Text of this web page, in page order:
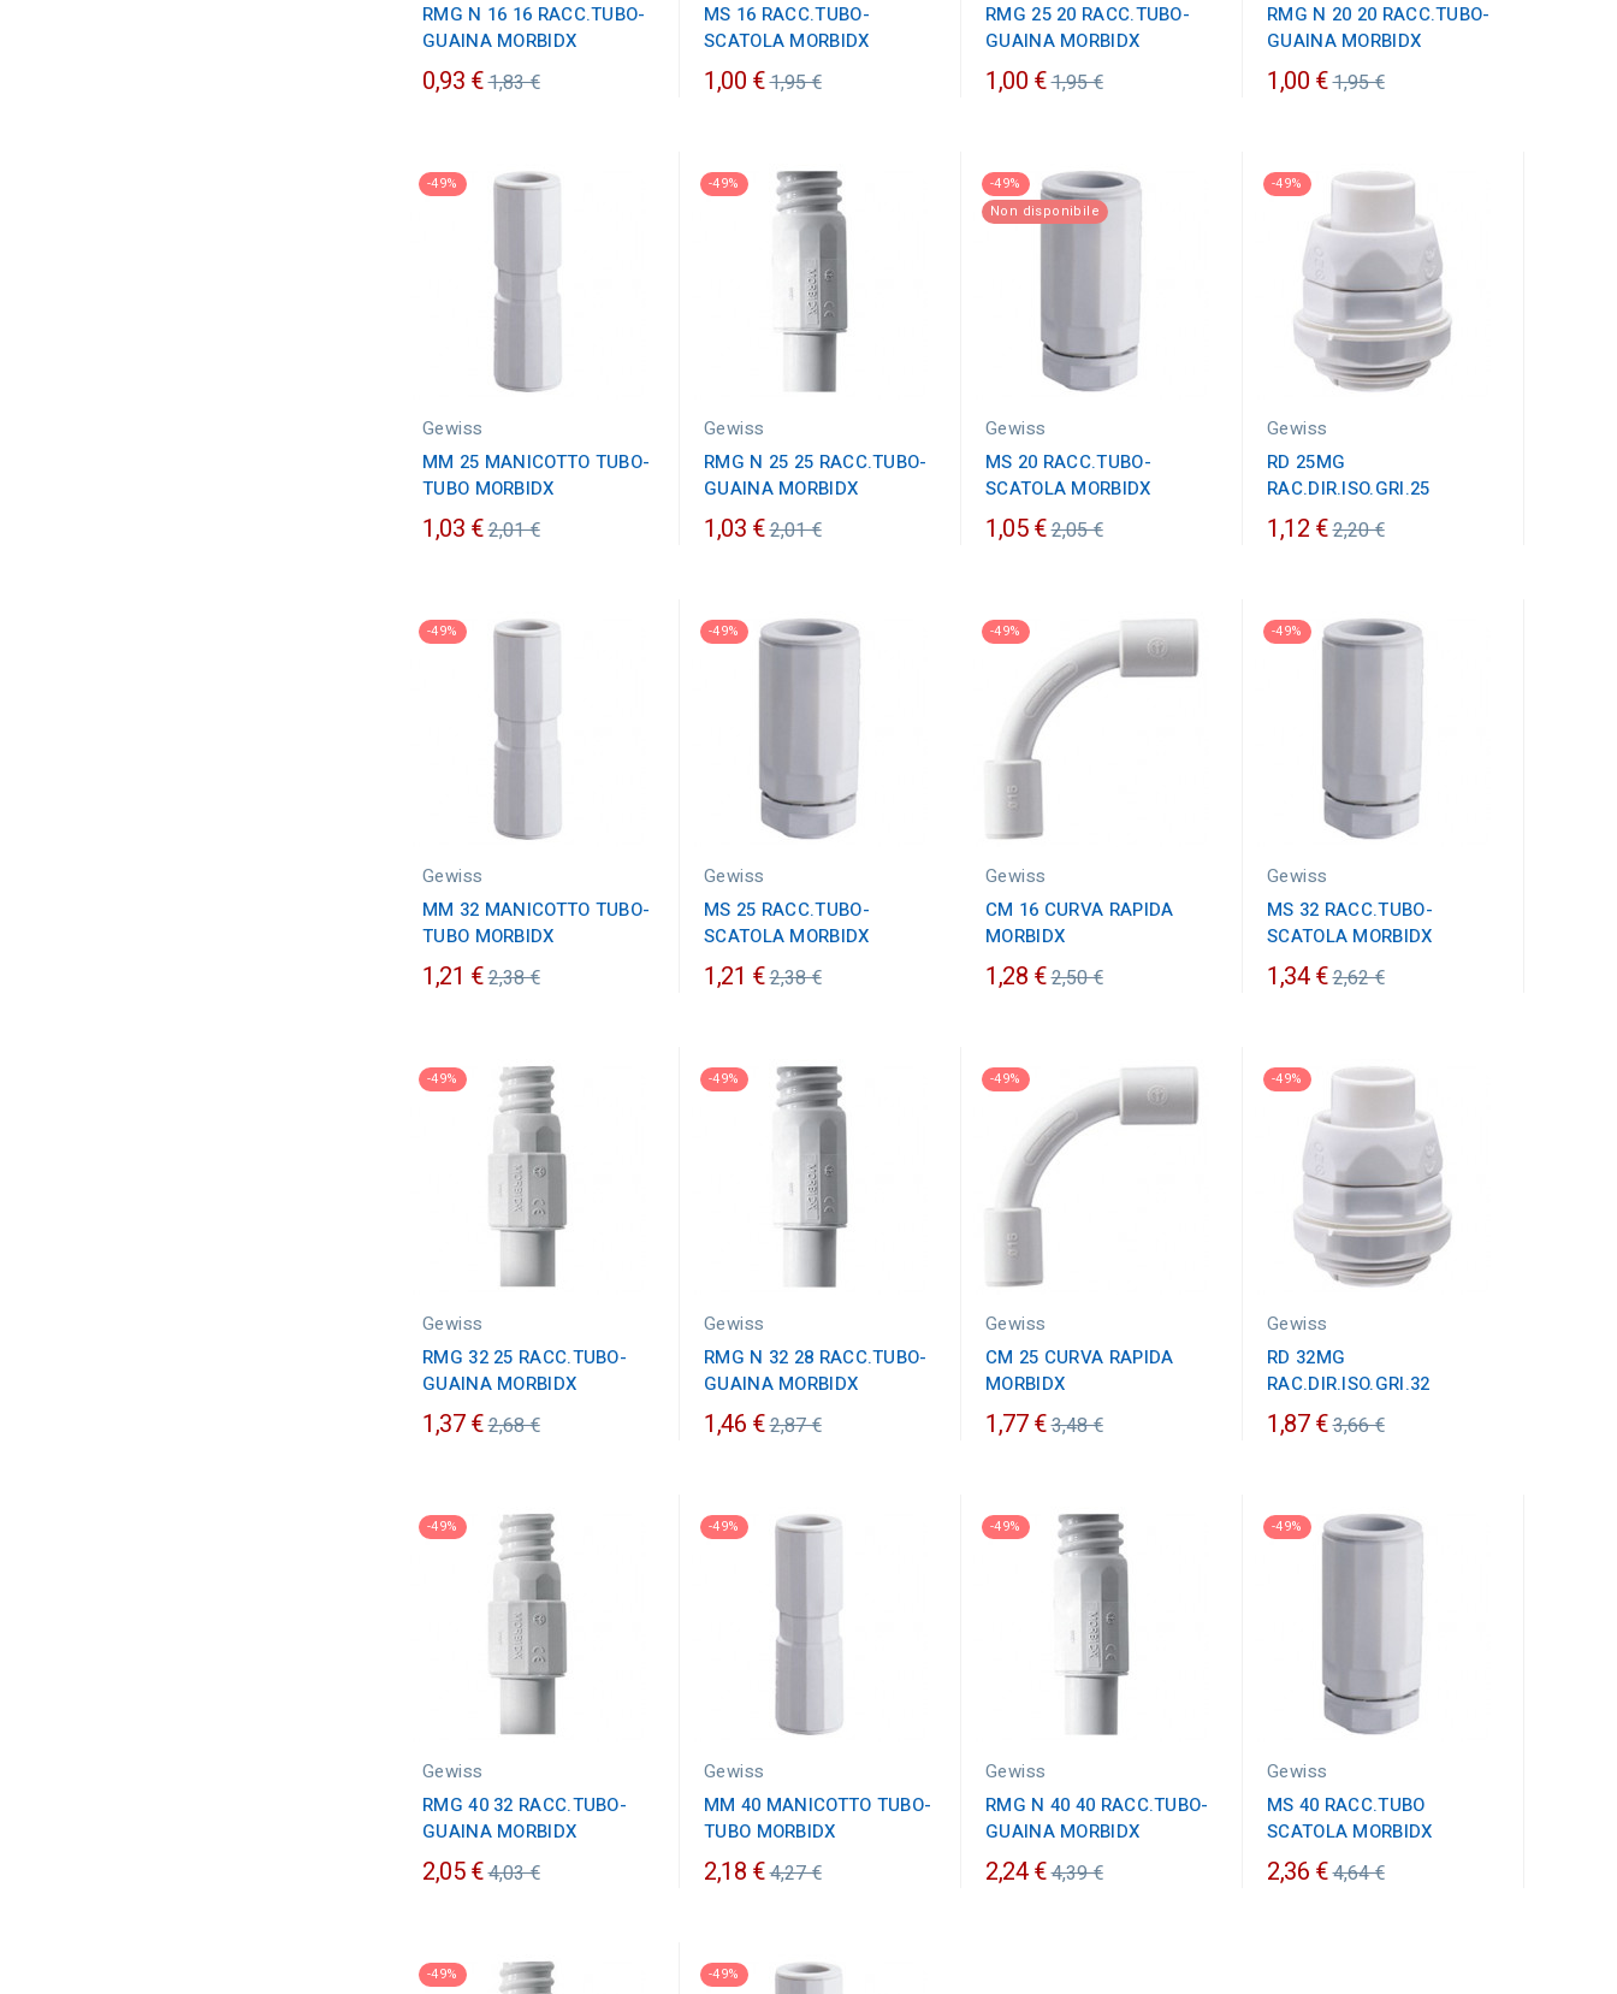
RMG N 16 16 RACC.TUBO-
GUAINA MORBIDX
0,93 €Prezzo
1,83 €
MS 16 RACC.TUBO-
SCATOLA MORBIDX
1,00 €Prezzo
1,95 €
RMG 25 20 RACC.TUBO-
GUAINA MORBIDX
1,00 €Prezzo
1,95 €
RMG N 20 20 RACC.TUBO-
GUAINA MORBIDX
1,00 €Prezzo
1,95 €
-49%
Gewiss
MM 25 MANICOTTO TUBO-
TUBO MORBIDX
1,03 €Prezzo
2,01 €
-49%
Gewiss
RMG N 25 25 RACC.TUBO-
GUAINA MORBIDX
1,03 €Prezzo
2,01 €
-49%
Non disponibile
Gewiss
MS 20 RACC.TUBO-
SCATOLA MORBIDX
1,05 €Prezzo
2,05 €
-49%
Gewiss
RD 25MG
RAC.DIR.ISO.GRI.25
1,12 €Prezzo
2,20 €
-49%
Gewiss
MM 32 MANICOTTO TUBO-
TUBO MORBIDX
1,21 €Prezzo
2,38 €
-49%
Gewiss
MS 25 RACC.TUBO-
SCATOLA MORBIDX
1,21 €Prezzo
2,38 €
-49%
Gewiss
CM 16 CURVA RAPIDA
MORBIDX
1,28 €Prezzo
2,50 €
-49%
Gewiss
MS 32 RACC.TUBO-
SCATOLA MORBIDX
1,34 €Prezzo
2,62 €
-49%
Gewiss
RMG 32 25 RACC.TUBO-
GUAINA MORBIDX
1,37 €Prezzo
2,68 €
-49%
Gewiss
RMG N 32 28 RACC.TUBO-
GUAINA MORBIDX
1,46 €Prezzo
2,87 €
-49%
Gewiss
CM 25 CURVA RAPIDA
MORBIDX
1,77 €Prezzo
3,48 €
-49%
Gewiss
RD 32MG
RAC.DIR.ISO.GRI.32
1,87 €Prezzo
3,66 €
-49%
Gewiss
RMG 40 32 RACC.TUBO-
GUAINA MORBIDX
2,05 €Prezzo
4,03 €
-49%
Gewiss
MM 40 MANICOTTO TUBO-
TUBO MORBIDX
2,18 €Prezzo
4,27 €
-49%
Gewiss
RMG N 40 40 RACC.TUBO-
GUAINA MORBIDX
2,24 €Prezzo
4,39 €
-49%
Gewiss
MS 40 RACC.TUBO
SCATOLA MORBIDX
2,36 €Prezzo
4,64 €
-49% -49%